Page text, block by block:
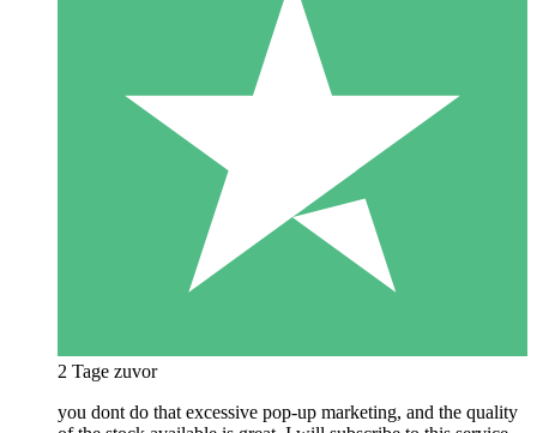
2 Tage zuvor
you dont do that excessive pop-up marketing, and the quality